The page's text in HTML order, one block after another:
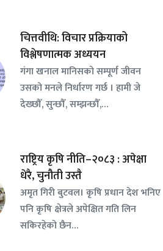
चित्तवीथि: विचार प्रक्रियाको
विश्लेषणात्मक अध्ययन
गंगा खनाल मानिसको सम्पूर्ण जीवन
उसको मनले निर्धारण गर्छ । हामी जे
देख्छौँ, सुन्छौँ, सम्झन्छौँ,…
राष्ट्रिय कृषि नीति–२०८३ : अपेक्षा
धेरै, चुनौती उस्तै
अमृत गिरी बुटवल। कृषि प्रधान देश भनिए
पनि कृषि क्षेत्रले अपेक्षित गति लिन
सकिरहेको छैन…